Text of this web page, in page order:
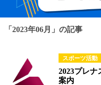
「2023年06月」の記事
スポーツ活動
2023プレナ
案内